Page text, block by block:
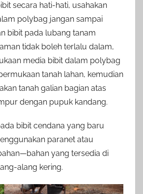
secara hati-hati, usahakan
polybag jangan sampai
bibit pada lubang tanam
tidak boleh terlalu dalam,
media bibit dalam polybag
tanah lahan, kemudian
tanah galian bagian atas
dengan pupuk kandang.
bibit cendana yang baru
paranet atau
yang tersedia di
alang kering.